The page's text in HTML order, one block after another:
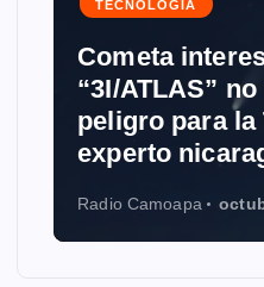
TECNOLOGÍA
Cometa
“3I/ATLAS”
peligro para
experto
Radio Camoapa